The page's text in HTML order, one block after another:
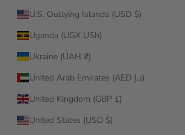
U.S. Outlying Islands (USD $)
Uganda (UGX USh)
Ukraine (UAH ₴)
United Arab Emirates (AED د.إ)
United Kingdom (GBP £)
United States (USD $)